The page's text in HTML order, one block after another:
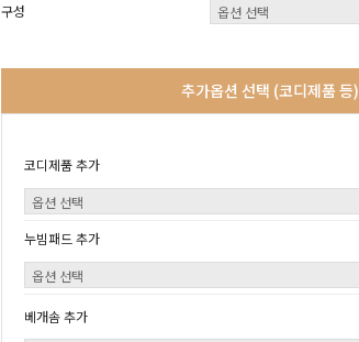
구성
추가옵션 선택 (코디제품 등)
코디제품 추가
누빔패드 추가
베개솜 추가